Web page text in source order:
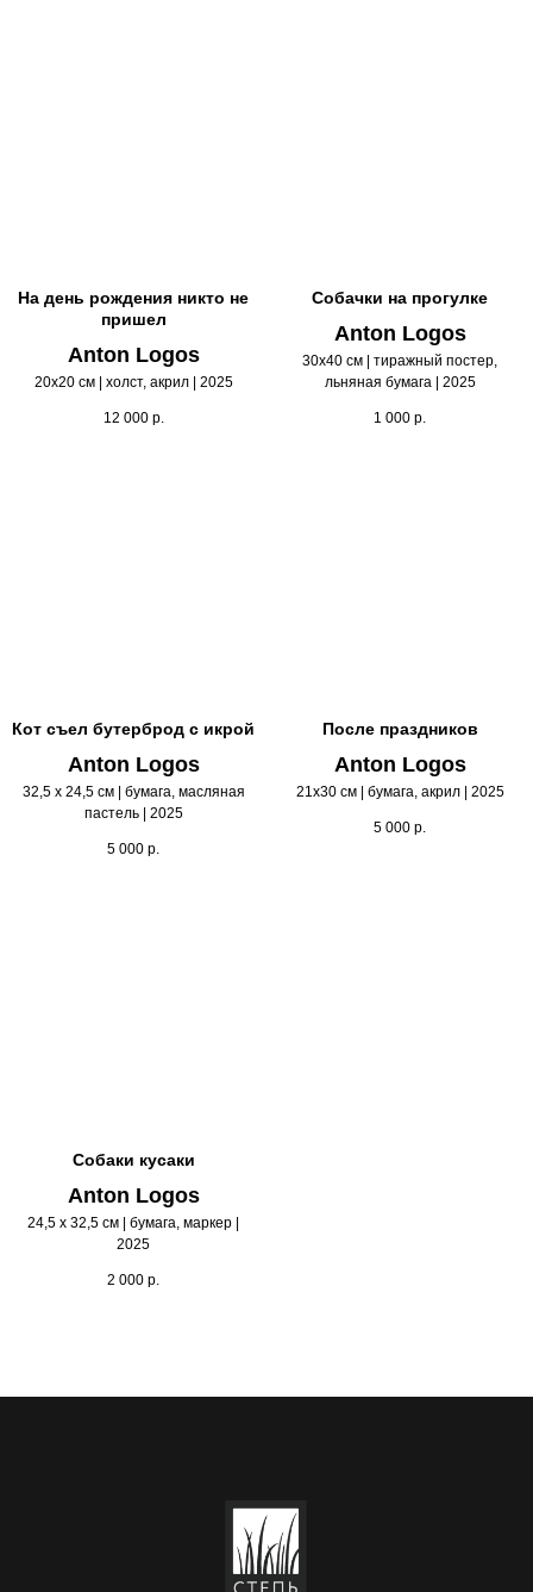
На день рождения никто не
пришел
Anton Logos
20х20 см | холст, акрил | 2025
12 000 р.
Собачки на прогулке
Anton Logos
30х40 см | тиражный постер,
льняная бумага | 2025
1 000 р.
Кот съел бутерброд с икрой
Anton Logos
32,5 х 24,5 см | бумага, масляная
пастель | 2025
5 000 р.
После праздников
Anton Logos
21х30 см | бумага, акрил | 2025
5 000 р.
Собаки кусаки
Anton Logos
24,5 х 32,5 см | бумага, маркер |
2025
2 000 р.